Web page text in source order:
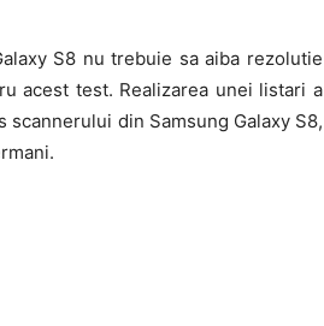
S8 nu trebuie sa aiba rezolutie
acest test. Realizarea unei listari a
din Samsung Galaxy S8,